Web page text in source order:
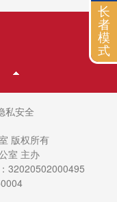
私安全
版权所有
室 主办
32020502000495
长
者
模
式